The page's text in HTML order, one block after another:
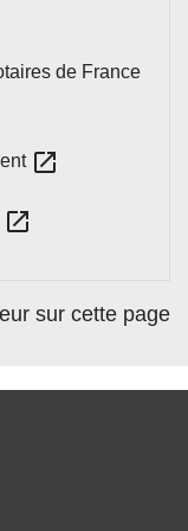
de France
open_in_new
open_in_new
sur cette page